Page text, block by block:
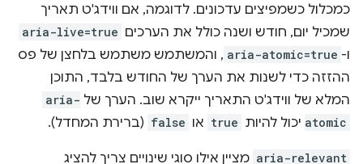
כמכלול כשמפיצים עדכונים. לדוגמה, אם ווידג'ט תאריך
שמכיל יום, חודש ושנה כולל את הערכים aria-live=true
ו- aria-atomic=true , והמשתמש משתמש בלחצן של פס
ההזזה כדי לשנות את הערך של החודש בלבד, התוכן
המלא של ווידג'ט התאריך ייקרא שוב. הערך של aria-
atomic יכול להיות true או false (ברירת המחדל).
aria-relevant מציין אילו סוגי שינויים צריך להציג